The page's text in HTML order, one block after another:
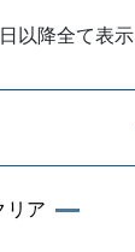
以降全て表示
リア